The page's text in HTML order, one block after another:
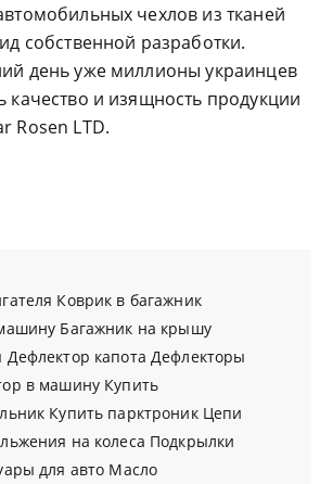
чехлов из тканей
собственной разработки.
день уже миллионы украинцев
качество и изящность продукции
Rosen LTD.
Коврик в багажник
Багажник на крышу
Дефлектор капота Дефлекторы
в машину Купить
Купить парктроник Цепи
на колеса Подкрылки
для авто Масло